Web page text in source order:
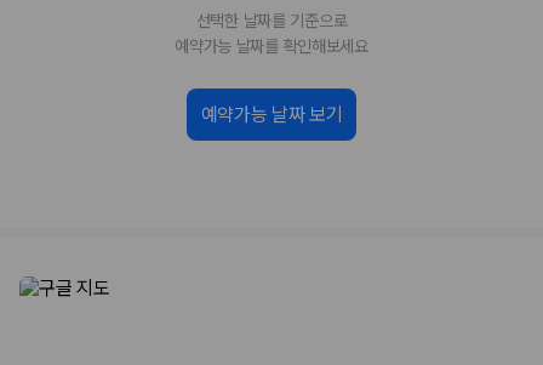
제주공항 인수 조건 비교: 셔틀 이동, 인수 위치, 반납 편의성을 함께
비교 후 원하는 차량을 바로 예약할 수 있습니다.
제주렌트카 실시간 가격비교 바로가기
제주렌트카 최저가는 차량 기본요금만으로 판단하기 어렵습니다. 보험 포
선택한 날짜를 기준으로
예약가능 날짜를 확인해보세요
예약가능 날짜 보기